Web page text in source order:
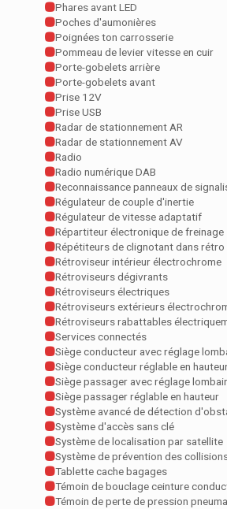
Phares avant LED
Poches d'aumonières
Poignées ton carrosserie
Pommeau de levier vitesse en cuir
Porte-gobelets arrière
Porte-gobelets avant
Prise 12V
Prise USB
Radar de stationnement AR
Radar de stationnement AV
Radio
Radio numérique DAB
Reconnaissance panneaux de
Régulateur de couple d'inertie
Régulateur de vitesse adaptatif
Répartiteur électronique de freinage
Répétiteurs de clignotant dans rétro
Rétroviseur intérieur électrochrome
Rétroviseurs dégivrants
Rétroviseurs électriques
Rétroviseurs extérieurs
Rétroviseurs rabattables
Services connectés
Siège conducteur avec réglage
Siège conducteur réglable en
Siège passager avec réglage
Siège passager réglable en hauteur
Système avancé de détection
Système d'accès sans clé
Système de localisation par satellite
Système de prévention des
Tablette cache bagages
Témoin de bouclage ceinture
Témoin de perte de pression